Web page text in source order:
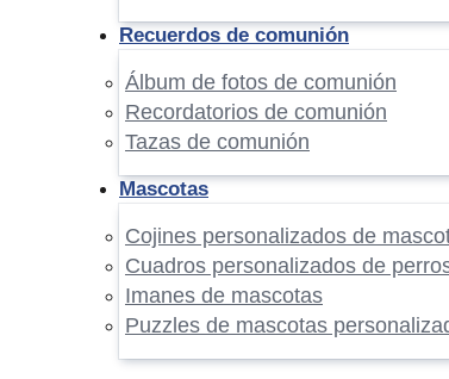
Recuerdos de comunión
Álbum de fotos de comunión
Recordatorios de comunión
Tazas de comunión
Mascotas
Cojines personalizados de
Cuadros personalizados de
Imanes de mascotas
Puzzles de mascotas